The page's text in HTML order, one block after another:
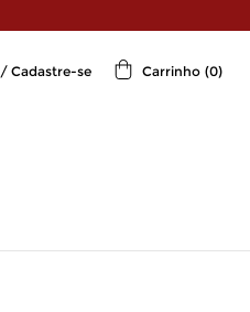
/ Cadastre-se Carrinho (0)